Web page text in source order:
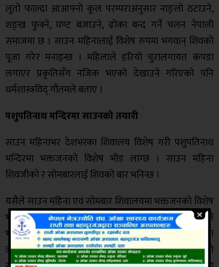
लुतो फाल्दा आआफ्नो कूल परम्पराअनुसार नाङ्लो ठटाउने,
शङ्ख फुक्ने, घण्ट बजाउने, ढोका बन्द गर्ने चलन नेपाली
समाजमा छ । साउन महिनालाई विशेष रुपमा भगवान् शिवको
पूजा गरेर मनाइन्छ । महिलाले हरियो चुरालगायत कपडा
लगाएर प्रकृतिसँग नजिक भएको देखाउने गरिएको पनि
धर्मशास्त्रविद् गौतमले बताए ।
पशुपतिनाथ मन्दिरमा साउनको तयारी
साउन महिनाभर देशभरका शिवालय विशेष गरी पशुपतिनाथ
मन्दिरमा भक्तजनको विशेष भीड लाग्छ । साउन महिना
शिवजीको र सोमबारलाई शिवको बार भनिन्छ ।
यसैले साउन महिना एवं सोमबार शिवालयमा भक्तजनको विशेष
भीड लाग्छ । पशुपति क्षेत्र विकास कोषले पशुपतिनाथमा आउने
भक्तजनको व्यवस्थापनका कामको नीतिगत व्यवस्थापनका
लागि सञ्चालक परिषद् सदस्य पूर्णबहादुर जेठाराको